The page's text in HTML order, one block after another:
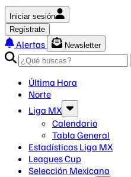
Iniciar sesión
Regístrate
Alertas
Newsletter
Última Hora
Norte
Liga MX
Calendario
Tabla General
Estadísticas Liga MX
Leagues Cup
Selección Mexicana